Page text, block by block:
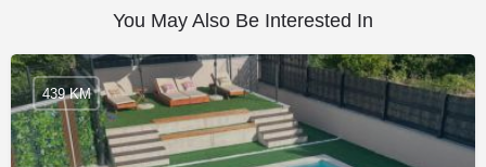
You May Also Be Interested In
439 KM